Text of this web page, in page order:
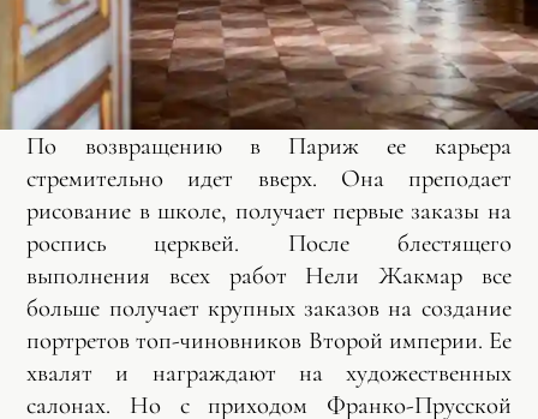
По возвращению в Париж ее карьера
стремительно идет вверх. Она преподает
рисование в школе, получает первые заказы на
роспись церквей. После блестящего
выполнения всех работ Нели Жакмар все
больше получает крупных заказов на создание
портретов топ-чиновников Второй империи. Ее
хвалят и награждают на художественных
салонах. Но с приходом Франко-Прусской